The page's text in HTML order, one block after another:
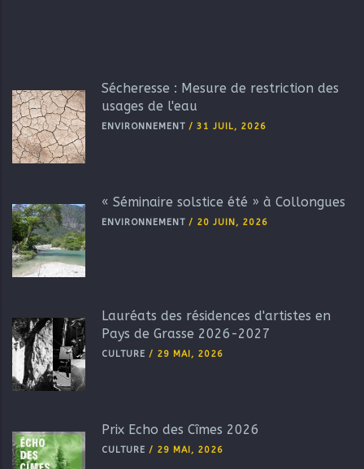
Sécheresse : Mesure de restriction des
usages de l'eau
ENVIRONNEMENT / 31 JUIL, 2026
« Séminaire solstice été » à Collongues
ENVIRONNEMENT / 20 JUIN, 2026
Lauréats des résidences d'artistes en
Pays de Grasse 2026-2027
CULTURE / 29 MAI, 2026
Prix Echo des Cîmes 2026
CULTURE / 29 MAI, 2026